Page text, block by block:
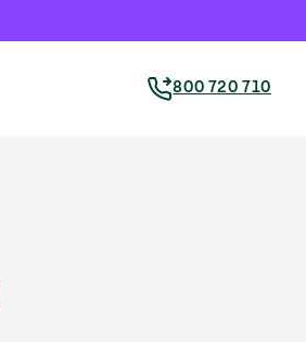
800 720 710